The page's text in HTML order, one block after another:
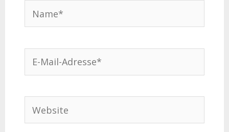
Name*
Mail-
Website